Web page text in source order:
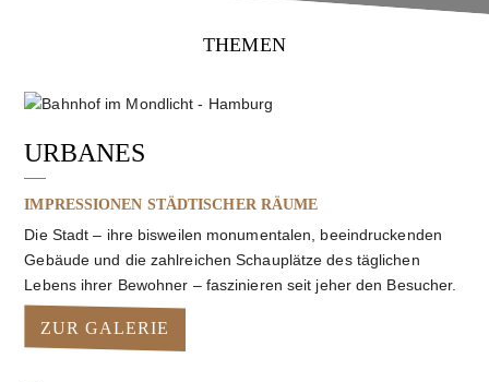
THEMEN
URBANES
IMPRESSIONEN STÄDTISCHER RÄUME
Die Stadt – ihre bisweilen monumentalen, beeindruckenden
Gebäude und die zahlreichen Schauplätze des täglichen
Lebens ihrer Bewohner – faszinieren seit jeher den Besucher.
ZUR GALERIE